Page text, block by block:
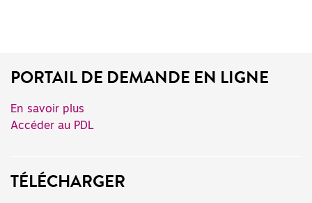
PORTAIL DE DEMANDE EN LIGNE
En savoir plus
Accéder au PDL
TÉLÉCHARGER